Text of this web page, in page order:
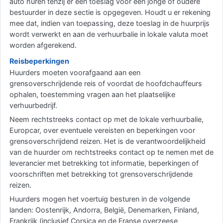
bestuurder in deze sectie is opgegeven. Houdt u er rekening
mee dat, indien van toepassing, deze toeslag in de huurprijs
wordt verwerkt en aan de verhuurbalie in lokale valuta moet
worden afgerekend.
Reisbeperkingen
Huurders moeten voorafgaand aan een
grensoverschrijdende reis of voordat de hoofdchauffeurs
ophalen, toestemming vragen aan het plaatselijke
verhuurbedrijf.
Neem rechtstreeks contact op met de lokale verhuurbalie,
Europcar, over eventuele vereisten en beperkingen voor
grensoverschrijdend reizen. Het is de verantwoordelijkheid
van de huurder om rechtstreeks contact op te nemen met de
leverancier met betrekking tot informatie, beperkingen of
voorschriften met betrekking tot grensoverschrijdende
reizen.
Huurders mogen het voertuig besturen in de volgende
landen: Oostenrijk, Andorra, België, Denemarken, Finland,
Frankrijk (inclusief Corsica en de Franse overzeese